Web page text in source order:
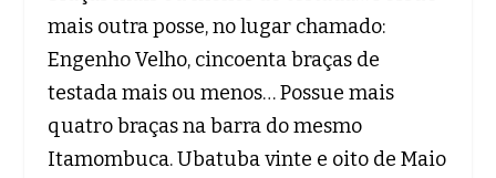
mais outra posse, no lugar chamado:
Engenho Velho, cincoenta braças de
testada mais ou menos… Possue mais
quatro braças na barra do mesmo
Itamombuca. Ubatuba vinte e oito de Maio